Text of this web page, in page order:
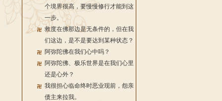
个境界很高，要慢慢修行才能到这
一步。
救度在佛那边是无条件的，但在我
们这边，是不是要达到某种状态？
阿弥陀佛在我们心中吗？
阿弥陀佛、极乐世界是在我们心里
还是心外？
我很担心临命终时恶业现前，怨亲
债主来拉我。